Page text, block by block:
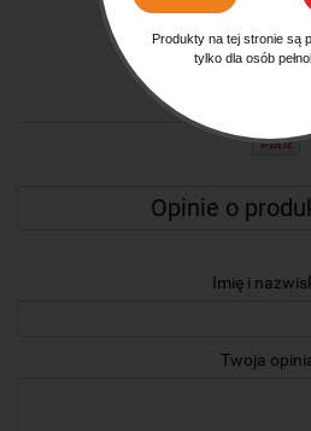
poleć
Opinie o
Imię i
Twoja
Produkty na tej stronie są
tylko dla osób